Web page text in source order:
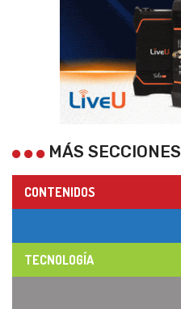
MÁS SECCIONES
CONTENIDOS
TECNOLOGÍA